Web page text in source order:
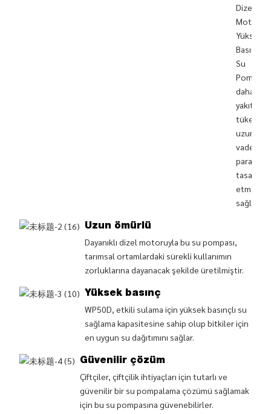
Dizel
Motorlu
Yüksek
Basınçlı
Su
Pompası
daha az
yakıt
uzun
vadede
paradan
tasarruf
etmenizi
sağlar.
Uzun ömürlü
Dayanıklı dizel motoruyla bu su pompası,
tarımsal ortamlardaki sürekli kullanımın
zorluklarına dayanacak şekilde üretilmiştir.
Yüksek basınç
WP50D, etkili sulama için yüksek basınçlı su
sağlama kapasitesine sahip olup bitkiler için
en uygun su dağıtımını sağlar.
Güvenilir çözüm
Çiftçiler, çiftçilik ihtiyaçları için tutarlı ve
güvenilir bir su pompalama çözümü sağlamak
için bu su pompasına güvenebilirler.